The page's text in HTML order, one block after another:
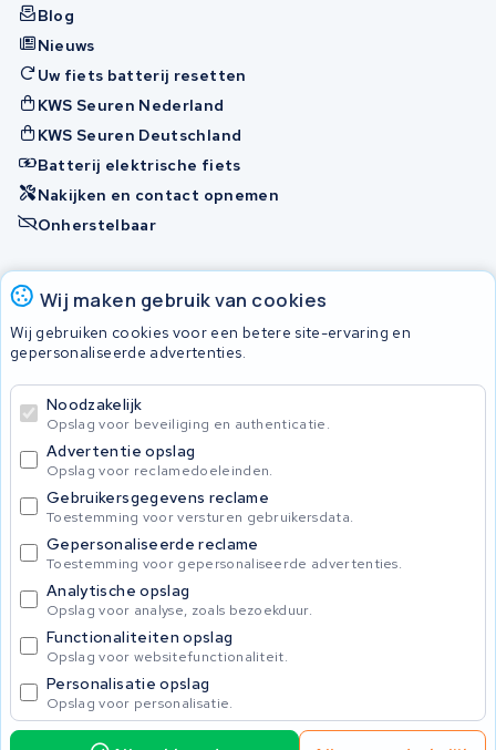
Wij maken gebruik van cookies
Wij gebruiken cookies voor een betere site-ervaring en
gepersonaliseerde advertenties.
Noodzakelijk
Opslag voor beveiliging en authenticatie.
Advertentie opslag
Opslag voor reclamedoeleinden.
Gebruikersgegevens reclame
Toestemming voor versturen gebruikersdata.
Gepersonaliseerde reclame
Toestemming voor gepersonaliseerde advertenties.
Analytische opslag
Opslag voor analyse, zoals bezoekduur.
Functionaliteiten opslag
Opslag voor websitefunctionaliteit.
Personalisatie opslag
Opslag voor personalisatie.
Blog
Nieuws
Uw fiets batterij resetten
KWS Seuren Nederland
KWS Seuren Deutschland
Batterij elektrische fiets
Nakijken en contact opnemen
Onherstelbaar
Accu's
Privacy Policy